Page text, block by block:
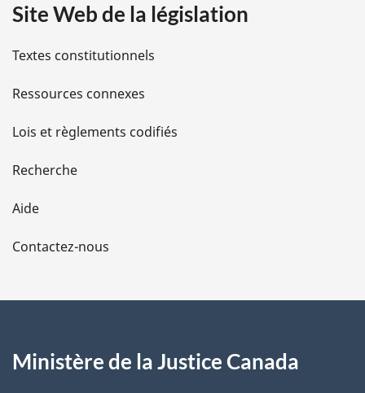
i
l
s
d
e
l
a
e
Site Web de la législation
Textes constitutionnels
Ressources connexes
Lois et règlements codifiés
Recherche
Aide
Contactez-nous
Ministère de la Justice Canada